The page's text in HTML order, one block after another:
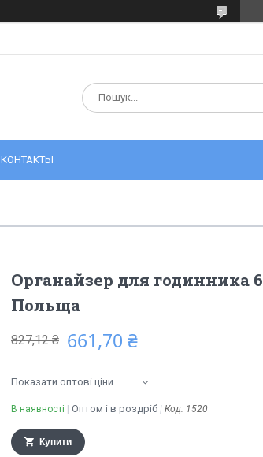
КОНТАКТЫ
Органайзер для годинника
Польща
827,12 ₴ 661,70 ₴
Показати оптові ціни
В наявності Оптом і в роздріб Код: 1520
Купити